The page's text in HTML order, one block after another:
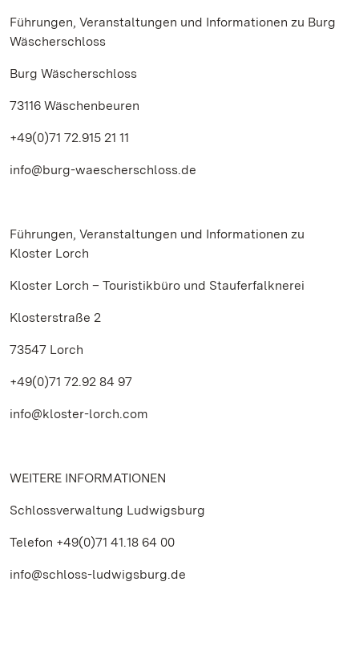
Führungen, Veranstaltungen und Informationen zu Burg
Wäscherschloss
Burg Wäscherschloss
73116 Wäschenbeuren
+49(0)71 72.915 21 11
info@burg-waescherschloss.de
Führungen, Veranstaltungen und Informationen zu
Kloster Lorch
Kloster Lorch – Touristikbüro und Stauferfalknerei
Klosterstraße 2
73547 Lorch
+49(0)71 72.92 84 97
info@kloster-lorch.com
WEITERE INFORMATIONEN
Schlossverwaltung Ludwigsburg
Telefon +49(0)71 41.18 64 00
info@schloss-ludwigsburg.de